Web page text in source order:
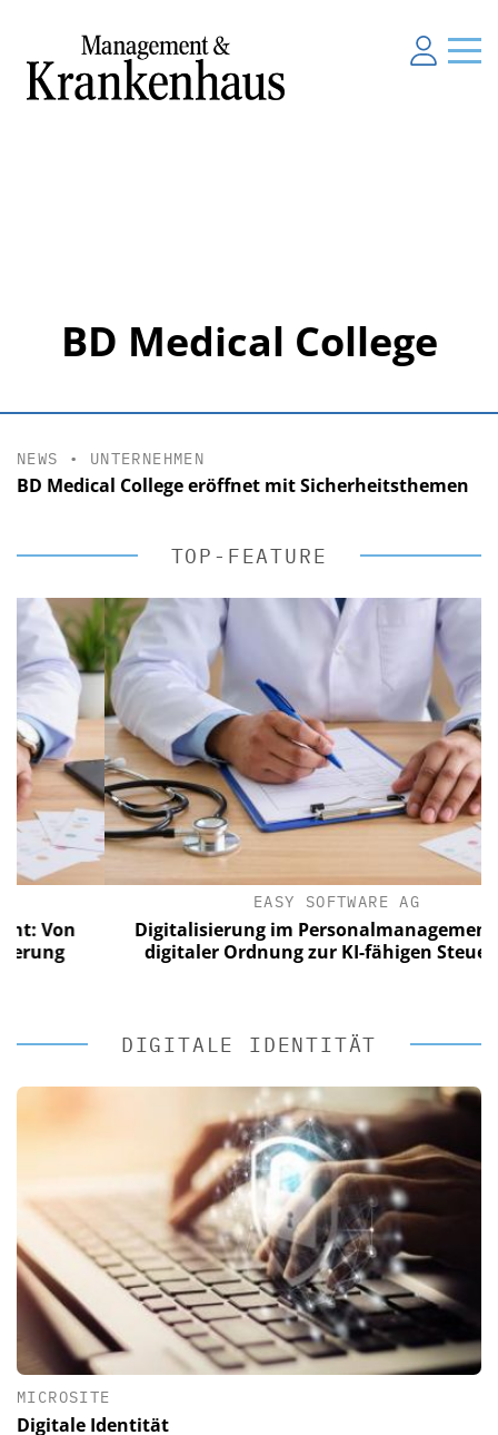
BD Medical College
NEWS • UNTERNEHMEN
BD Medical College eröffnet mit Sicherheitsthemen
TOP-FEATURE
EASY SOFTWARE AG
Digitalisierung im Personalmanagement: Von
digitaler Ordnung zur KI-fähigen Steuerung
DIGITALE IDENTITÄT
MICROSITE
Digitale Identität